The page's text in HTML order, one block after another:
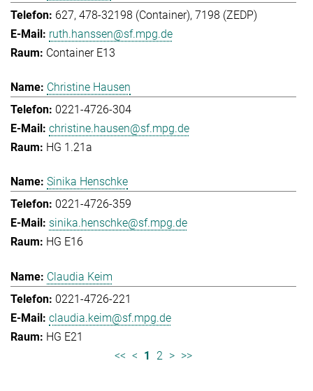
627, 478-32198 (Container), 7198 (ZEDP)
ruth.hanssen@sf.mpg.de
Container E13
Christine Hausen
0221-4726-304
christine.hausen@sf.mpg.de
HG 1.21a
Sinika Henschke
0221-4726-359
sinika.henschke@sf.mpg.de
HG E16
Claudia Keim
0221-4726-221
claudia.keim@sf.mpg.de
HG E21
<< < 1 2 > >>